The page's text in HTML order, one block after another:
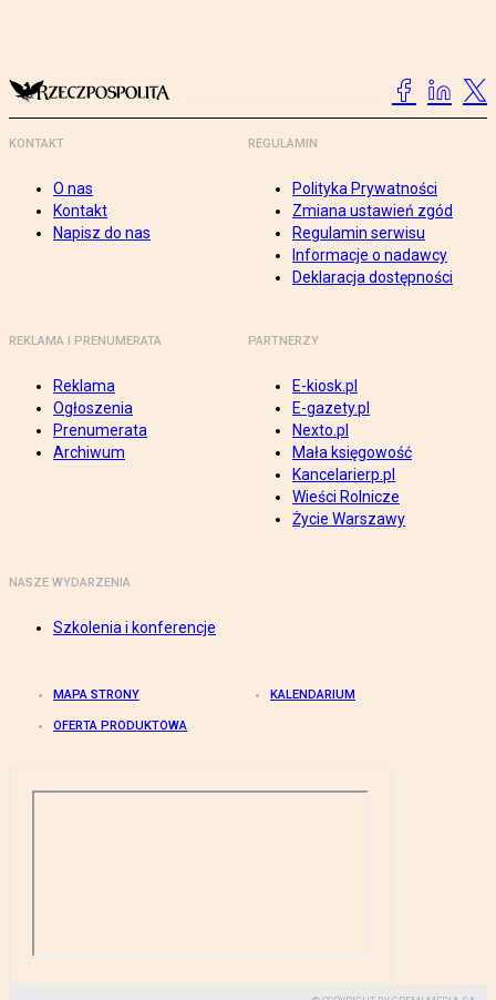
KONTAKT
O nas
Kontakt
Napisz do nas
REGULAMIN
Polityka Prywatności
Zmiana ustawień zgód
Regulamin serwisu
Informacje o nadawcy
Deklaracja dostępności
REKLAMA I PRENUMERATA
Reklama
Ogłoszenia
Prenumerata
Archiwum
PARTNERZY
E-kiosk.pl
E-gazety.pl
Nexto.pl
Mała księgowość
Kancelarierp.pl
Wieści Rolnicze
Życie Warszawy
NASZE WYDARZENIA
Szkolenia i konferencje
MAPA STRONY KALENDARIUM
OFERTA PRODUKTOWA